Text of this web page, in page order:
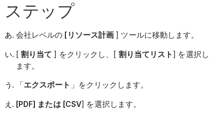
ステップ
会社レベルの [リソース計画 ] ツールに移動します。
[ 割り当て ] をクリックし、[ 割り当てリスト ] を選択し
ます。
「 エクスポート 」をクリックします。
[PDF] または [CSV] を選択します。